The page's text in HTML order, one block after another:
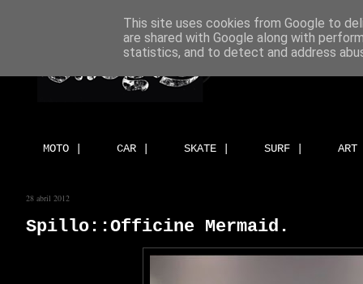
MOTO | CAR | SKATE | SURF |
28 abril 2012
Spillo::Officine Mermaid.
This site uses cookies from Google to
are shared with Google along with
statistics, and to detect and address